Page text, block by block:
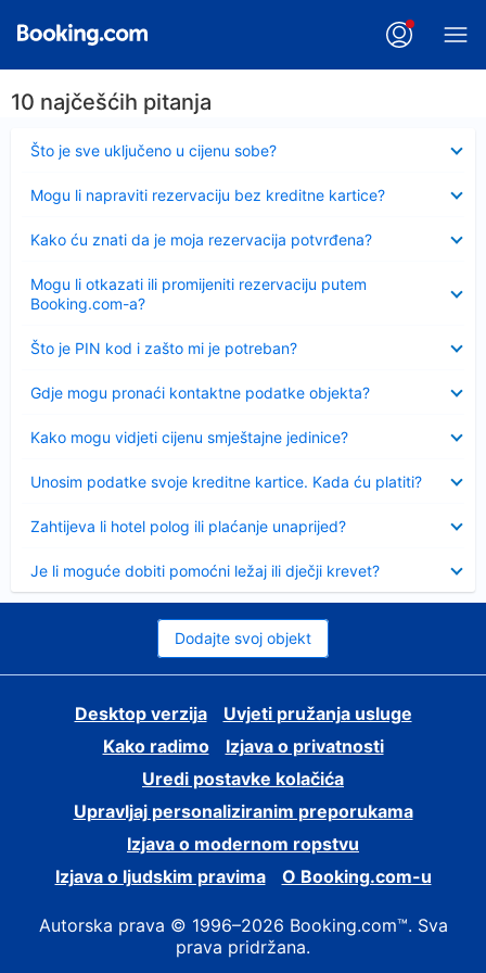
10 najčešćih pitanja
Što je sve uključeno u cijenu sobe?
Sažeto
Mogu li napraviti rezervaciju bez kreditne kartice?
Kako ću znati da je moja rezervacija potvrđena?
Mogu li otkazati ili promijeniti rezervaciju putem
Booking.com-a?
Što je PIN kod i zašto mi je potreban?
Sažeto
Gdje mogu pronaći kontaktne podatke objekta?
Kako mogu vidjeti cijenu smještajne jedinice?
Unosim podatke svoje kreditne kartice. Kada ću platiti?
Zahtijeva li hotel polog ili plaćanje unaprijed?
Je li moguće dobiti pomoćni ležaj ili dječji krevet?
Dodajte svoj objekt
Desktop verzija
Uvjeti pružanja usluge
Kako radimo
Izjava o privatnosti
Uredi postavke kolačića
Upravljaj personaliziranim preporukama
Izjava o modernom ropstvu
Izjava o ljudskim pravima
O Booking.com-u
Autorska prava © 1996–2026 Booking.com™. Sva
prava pridržana.